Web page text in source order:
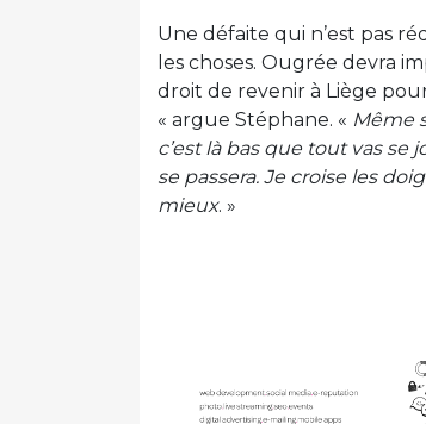
Une défaite qui n’est pas
les choses. Ougrée devra
droit de revenir à Liège
« argue Stéphane. « Même
c’est là bas que tout vas se
se passera. Je croise les
mieux. »